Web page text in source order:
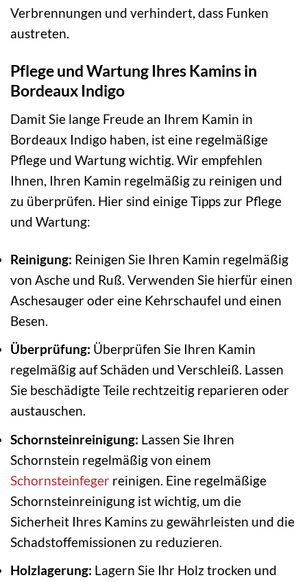
Verbrennungen und verhindert, dass Funken
austreten.
Pflege und Wartung Ihres Kamins in
Bordeaux Indigo
Damit Sie lange Freude an Ihrem Kamin in
Bordeaux Indigo haben, ist eine regelmäßige
Pflege und Wartung wichtig. Wir empfehlen
Ihnen, Ihren Kamin regelmäßig zu reinigen und
zu überprüfen. Hier sind einige Tipps zur Pflege
und Wartung:
Reinigung: Reinigen Sie Ihren Kamin regelmäßig
von Asche und Ruß. Verwenden Sie hierfür einen
Aschesauger oder eine Kehrschaufel und einen
Besen.
Überprüfung: Überprüfen Sie Ihren Kamin
regelmäßig auf Schäden und Verschleiß. Lassen
Sie beschädigte Teile rechtzeitig reparieren oder
austauschen.
Schornsteinreinigung: Lassen Sie Ihren
Schornstein regelmäßig von einem
Schornsteinfeger reinigen. Eine regelmäßige
Schornsteinreinigung ist wichtig, um die
Sicherheit Ihres Kamins zu gewährleisten und die
Schadstoffemissionen zu reduzieren.
Holzlagerung: Lagern Sie Ihr Holz trocken und